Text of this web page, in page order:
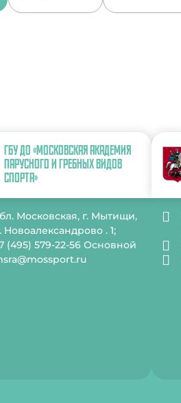
ГБУ ДО «МОСКОВСКАЯ АКАДЕМИЯ
ПАРУСНОГО И ГРЕБНЫХ ВИДОВ
СПОРТА»
Московская, г. Мытищи,
Новоалександрово . 1;
(495) 579-22-56 Основной